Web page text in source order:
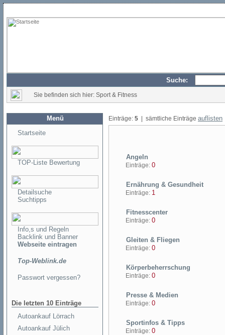
Suche:
Sie befinden sich hier: Sport & Fitness
Menü
Startseite
TOP-Liste Bewertung
Detailsuche
Suchtipps
Info,s und Regeln
Backlink und Banner
Webseite eintragen
Top-Weblink.de
Passwort vergessen?
Die letzten 10 Einträge
Autoankauf Lörrach
Autoankauf Jülich
Einträge: 5 | sämtliche Einträge auflisten
Angeln
Einträge: 0
Ernährung & Gesundheit
Einträge: 1
Fitnesscenter
Einträge: 0
Gleiten & Fliegen
Einträge: 0
Körperbeherrschung
Einträge: 0
Presse & Medien
Einträge: 0
Sportinfos & Tipps
Einträge: 0